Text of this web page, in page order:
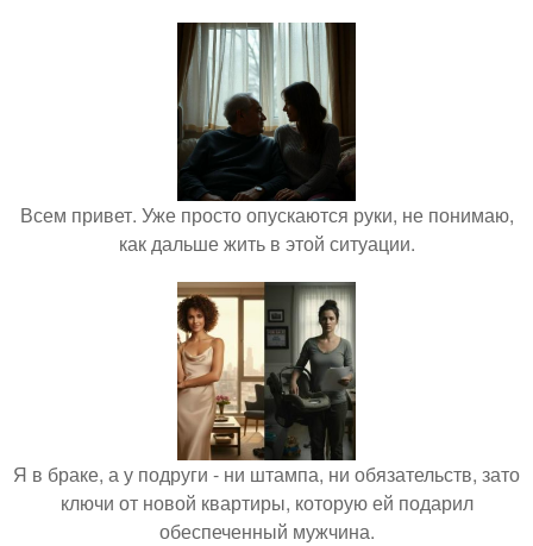
Всем привет. Уже просто опускаются руки, не понимаю,
как дальше жить в этой ситуации.
Я в браке, а у подруги - ни штампа, ни обязательств, зато
ключи от новой квартиры, которую ей подарил
обеспеченный мужчина.